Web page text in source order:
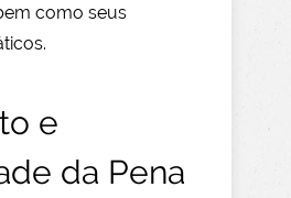
como seus
e
da Pena